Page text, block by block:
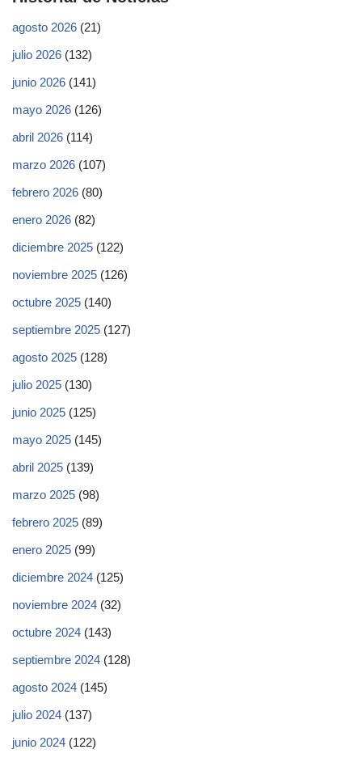
agosto 2026 (21)
julio 2026 (132)
junio 2026 (141)
mayo 2026 (126)
abril 2026 (114)
marzo 2026 (107)
febrero 2026 (80)
enero 2026 (82)
diciembre 2025 (122)
noviembre 2025 (126)
octubre 2025 (140)
septiembre 2025 (127)
agosto 2025 (128)
julio 2025 (130)
junio 2025 (125)
mayo 2025 (145)
abril 2025 (139)
marzo 2025 (98)
febrero 2025 (89)
enero 2025 (99)
diciembre 2024 (125)
noviembre 2024 (32)
octubre 2024 (143)
septiembre 2024 (128)
agosto 2024 (145)
julio 2024 (137)
junio 2024 (122)